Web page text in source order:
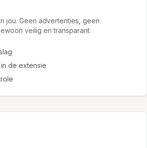
jou. Geen advertenties, geen
veilig en transparant.
de extensie